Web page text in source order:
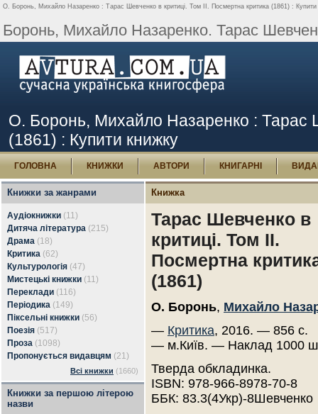
О. Боронь, Михайло Назаренко : Тарас Шевченко в критиці. Том II. Посмертна критика (1861) : Купити
Боронь, Михайло Назаренко. Тарас
О. Боронь, Михайло Назаренко : Тарас
(1861) : Купити книжку
ГОЛОВНА КНИЖКИ АВТОРИ КНИГАРНІ
Книжки за жанрами
Аудіокнижки (11)
Дитяча література (215)
Драма (18)
Критика (62)
Культурологія (47)
Мистецькі книжки (11)
Переклади (116)
Періодика (149)
Піксельні книжки (56)
Поезія (517)
Проза (1098)
Пропонується видавцям (21)
Всі книжки (1660)
Книжки за першою літерою
назви
Книжка
Тарас Шевченко в
критиці. Том II.
Посмертна
(1861)
О. Боронь, Михайло
— Критика, 2016. — 856 с.
— м.Київ. — Наклад 1000
Тверда обкладинка.
ISBN: 978-966-8978-70-8
ББК: 83.3(4Укр)-8Шевченко